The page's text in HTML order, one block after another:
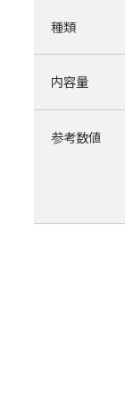
種類
内容量
参考数値